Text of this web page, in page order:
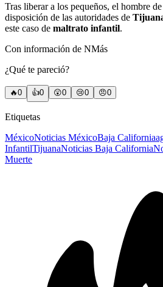
Tras liberar a los pequeños, el hombre
disposición de las autoridades de
este caso de maltrato infantil.
Con información de NMás
¿Qué te pareció?
🔥0 👍0 😲0 😢0 😠0
Etiquetas
MéxicoNoticias MéxicoBaja California
InfantilTijuanaNoticias Baja California
Muerte